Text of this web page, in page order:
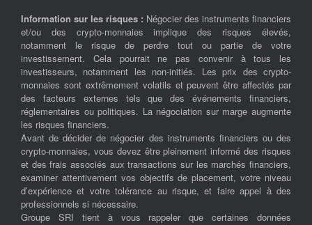
Information sur les risques : Négocier des instruments financiers
et/ou des crypto-monnaies implique des risques élevés,
notamment le risque de perdre tout ou partie de votre
investissement. Cela pourrait ne pas convenir à tous les
investisseurs, notamment les non-initiés. Les prix des crypto-
monnaies sont extrêmement volatils et peuvent être affectés par
des facteurs externes tels que des événements financiers,
réglementaires ou politiques. La négociation sur marge augmente
les risques financiers.
Avant de décider de négocier des instruments financiers ou des
crypto-monnaies, vous devez être pleinement informé des risques
et des frais associés aux transactions sur les marchés financiers,
examiner attentivement vos objectifs de placement, votre niveau
d’expérience et votre tolérance au risque, et faire appel à des
professionnels si nécessaire.
Groupe SRI tient à vous rappeler que certaines données